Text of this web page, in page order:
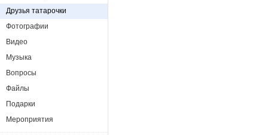
Друзья татарочки
Фотографии
Видео
Музыка
Вопросы
Файлы
Подарки
Мероприятия